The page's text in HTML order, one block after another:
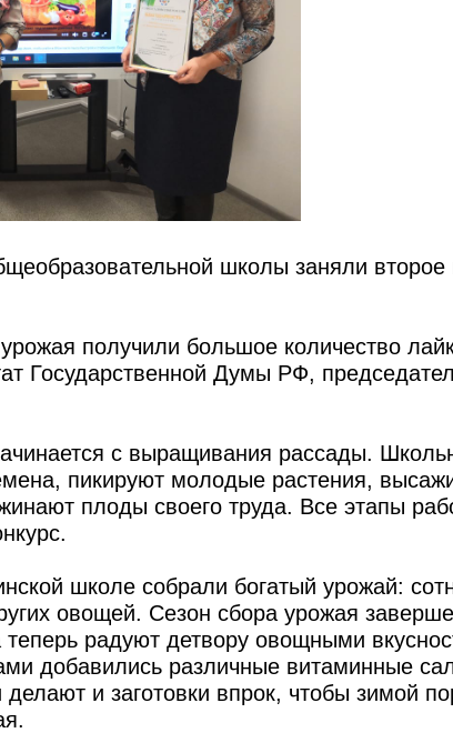
школы заняли
получили большое количество
Государственной Думы РФ,
с выращивания рассады.
пикируют молодые растения,
плоды своего труда. Все этапы
школе собрали богатый урожай:
овощей. Сезон сбора урожая
теперь радуют детвору овощными
добавились различные витаминные
и заготовки впрок, чтобы зимой